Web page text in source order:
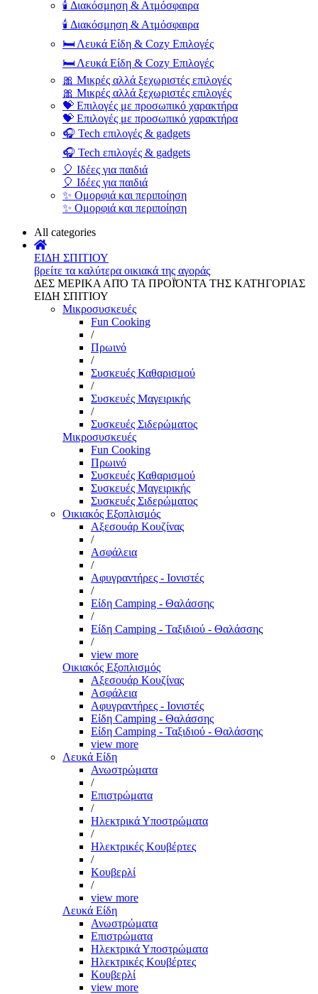
🕯️ Διακόσμηση & Ατμόσφαιρα
🕯️ Διακόσμηση & Ατμόσφαιρα
🛏️ Λευκά Είδη & Cozy Επιλογές
🛏️ Λευκά Είδη & Cozy Επιλογές
🎀 Μικρές αλλά ξεχωριστές επιλογές
🎀 Μικρές αλλά ξεχωριστές επιλογές
💝 Επιλογές με προσωπικό χαρακτήρα
💝 Επιλογές με προσωπικό χαρακτήρα
🎧 Tech επιλογές & gadgets
🎧 Tech επιλογές & gadgets
🎈 Ιδέες για παιδιά
🎈 Ιδέες για παιδιά
✨ Ομορφιά και περιποίηση
✨ Ομορφιά και περιποίηση
All categories
ΕΙΔΗ ΣΠΙΤΙΟΥ
βρείτε τα καλύτερα οικιακά της αγοράς
ΔΕΣ ΜΕΡΙΚΑ ΑΠΌ ΤΑ ΠΡΟΪΌΝΤΑ ΤΗΣ ΚΑΤΗΓΟΡΙΑΣ
ΕΙΔΗ ΣΠΙΤΙΟΥ
Μικροσυσκευές
Fun Cooking
/
Πρωινό
/
Συσκευές Καθαρισμού
/
Συσκευές Μαγειρικής
/
Συσκευές Σιδερώματος
Μικροσυσκευές
Fun Cooking
Πρωινό
Συσκευές Καθαρισμού
Συσκευές Μαγειρικής
Συσκευές Σιδερώματος
Οικιακός Εξοπλισμός
Αξεσουάρ Κουζίνας
/
Ασφάλεια
/
Αφυγραντήρες - Ιονιστές
/
Είδη Camping - Θαλάσσης
/
Είδη Camping - Ταξιδιού - Θαλάσσης
/
view more
Οικιακός Εξοπλισμός
Αξεσουάρ Κουζίνας
Ασφάλεια
Αφυγραντήρες - Ιονιστές
Είδη Camping - Θαλάσσης
Είδη Camping - Ταξιδιού - Θαλάσσης
view more
Λευκά Είδη
Ανωστρώματα
/
Επιστρώματα
/
Ηλεκτρικά Υποστρώματα
/
Ηλεκτρικές Κουβέρτες
/
Κουβερλί
/
view more
Λευκά Είδη
Ανωστρώματα
Επιστρώματα
Ηλεκτρικά Υποστρώματα
Ηλεκτρικές Κουβέρτες
Κουβερλί
view more